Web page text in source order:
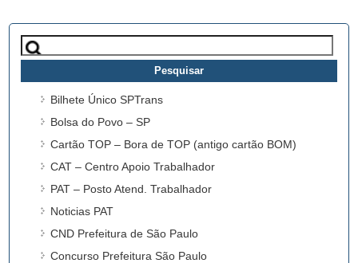
Pesquisar
por:
Bilhete Único SPTrans
Bolsa do Povo – SP
Cartão TOP – Bora de TOP (antigo cartão BOM)
CAT – Centro Apoio Trabalhador
PAT – Posto Atend. Trabalhador
Noticias PAT
CND Prefeitura de São Paulo
Concurso Prefeitura São Paulo